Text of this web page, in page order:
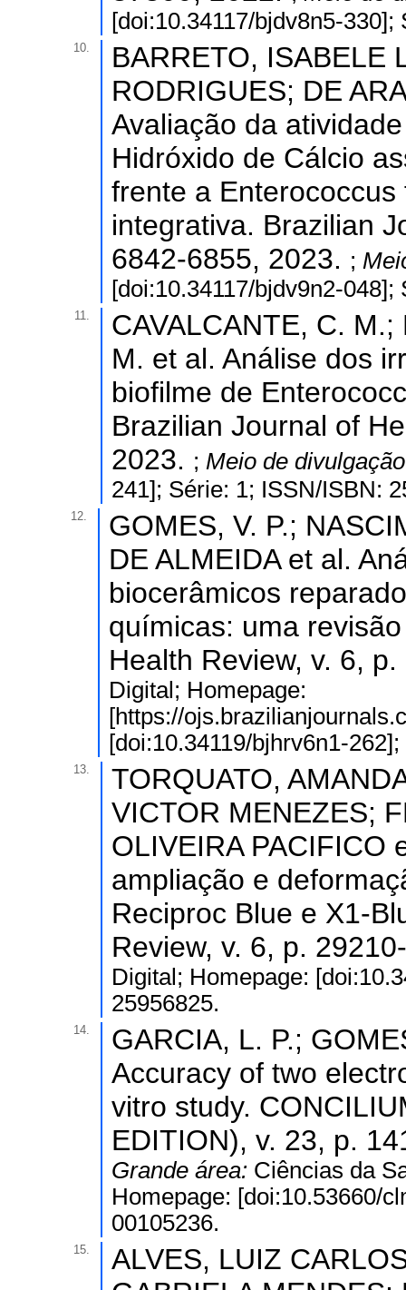
[doi:10.34117/bjdv8n5-
10.
BARRETO, ISABELE
RODRIGUES; DE
Avaliação da
Hidróxido de Cálcio
frente a
integrativa. Brazilian
6842-6855, 2023. ;
[doi:10.34117/bjdv9n2-
11.
CAVALCANTE, C.
M. et al. Análise dos
biofilme de
Brazilian Journal of
2023. ; Meio de
241]; Série: 1; ISSN/ISBN:
12.
GOMES, V. P.;
DE ALMEIDA et al.
biocerâmicos
químicas: uma
Health Review, v. 6,
Digital; Homepage:
[https://
[doi:10.34119/bjhrv6n1-
13.
TORQUATO,
VICTOR MENEZES;
OLIVEIRA PACIFICO
ampliação e
Reciproc Blue e X1-
Review, v. 6, p.
Digital; Homepage:
25956825.
14.
GARCIA, L. P.;
Accuracy of two
vitro study.
EDITION), v. 23, p.
Grande área: Ciências da
Homepage: [doi:10.53660/
00105236.
15.
ALVES, LUIZ